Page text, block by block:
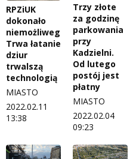
RPZiUK
dokonało
niemożliwego.
Trwa łatanie
dziur
trwalszą
technologią
MIASTO
2022.02.11
13:38
Trzy złote
za godzinę
parkowania
przy
Kadzielni.
Od lutego
postój jest
płatny
MIASTO
2022.02.04
09:23